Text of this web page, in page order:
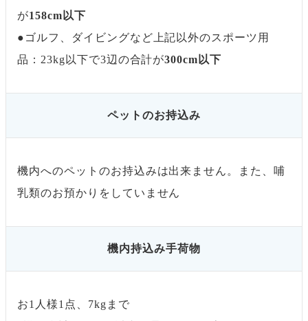
が158cm以下
●ゴルフ、ダイビングなど上記以外のスポーツ用
品：23kg以下で3辺の合計が300cm以下
ペットのお持込み
機内へのペットのお持込みは出来ません。また、哺
乳類のお預かりをしていません
機内持込み手荷物
お1人様1点、7kgまで